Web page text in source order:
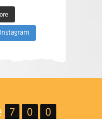
7 0
0